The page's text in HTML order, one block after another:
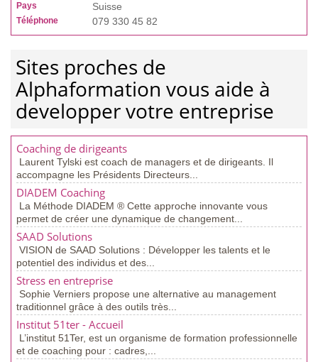
Pays Suisse
Téléphone 079 330 45 82
Sites proches de
Alphaformation vous aide à
developper votre entreprise
Coaching de dirigeants
Laurent Tylski est coach de managers et de dirigeants. Il
accompagne les Présidents Directeurs...
DIADEM Coaching
La Méthode DIADEM ® Cette approche innovante vous
permet de créer une dynamique de changement...
SAAD Solutions
VISION de SAAD Solutions : Développer les talents et le
potentiel des individus et des...
Stress en entreprise
Sophie Verniers propose une alternative au management
traditionnel grâce à des outils très...
Institut 51ter - Accueil
L’institut 51Ter, est un organisme de formation professionnelle
et de coaching pour : cadres,...